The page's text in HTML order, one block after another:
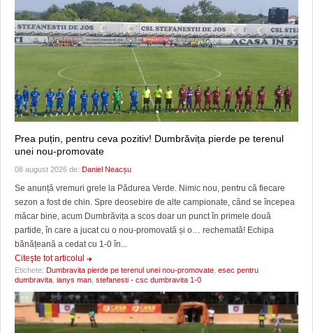
Prea puțin, pentru ceva pozitiv! Dumbrăvița pierde pe terenul
unei nou-promovate
08 august 2026 de: Daniel Neacșu
Se anunță vremuri grele la Pădurea Verde. Nimic nou, pentru că fiecare
sezon a fost de chin. Spre deosebire de alte campionate, când se începea
măcar bine, acum Dumbrăvița a scos doar un punct în primele două
partide, în care a jucat cu o nou-promovată și o… rechemată! Echipa
bănățeană a cedat cu 1-0 în...
Citeşte tot articolul
Etichete: Dumbravita pierde pe terenul unei nou-promovate esec pentru
dumbravita ianys man stefanesti - csc dumbravita 1-0